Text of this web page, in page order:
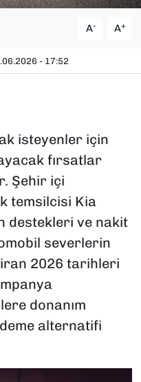
A- A+
- 17:52
isteyenler için
fırsatlar
Şehir içi
temsilcisi Kia
destekleri ve nakit
severlerin
2026 tarihleri
donanım
alternatifi